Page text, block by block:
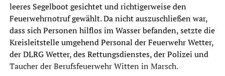
leeres Segelboot gesichtet und richtigerweise den
Feuerwehrnotruf gewählt. Da nicht auszuschließen war,
dass sich Personen hilflos im Wasser befanden, setzte die
Kreisleitstelle umgehend Personal der Feuerwehr Wetter,
der DLRG Wetter, des Rettungsdienstes, der Polizei und
Taucher der Berufsfeuerwehr Witten in Marsch.